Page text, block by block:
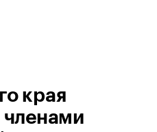
края
членами